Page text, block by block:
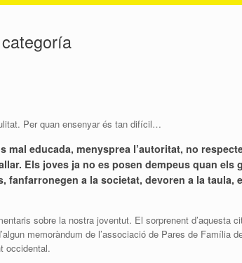
Per quan ensenyar és tan difícil…
mal educada, menysprea l’autoritat, no
Els joves ja no es posen dempeus quan els
fanfarronegen a la societat, devoren a la taula,
sobre la nostra joventut. El sorprenent d’aquesta
memoràndum de l’associació de Pares de Família
occidental.